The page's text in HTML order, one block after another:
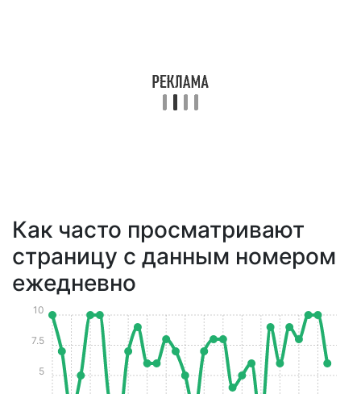
Как часто просматривают
страницу с данным номером
ежедневно
5
7.5
10